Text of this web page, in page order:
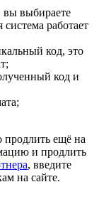
вы выбираете
система работает
код, это
код и
продлить ещё на
и продлить
, введите
на сайте.